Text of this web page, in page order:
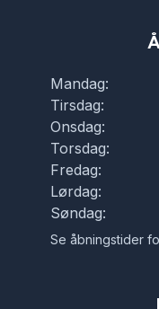
Mandag:
Tirsdag:
Onsdag:
Torsdag:
Fredag:
Lørdag:
Søndag:
Se åbningstider